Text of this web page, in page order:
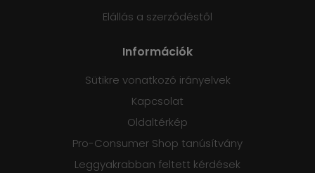
Elállás a szerződéstől
Információk
Sütikre vonatkozó irányelvek
Kapcsolat
Oldaltérkép
Pro-Consumer Shop tanúsítvány
Leggyakrabban feltett kérdések